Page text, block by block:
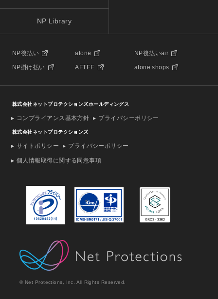
NP Library
NP後払い atone NP後払いair
NP掛け払い AFTEE atone shops
株式会社ネットプロテクションズホールディングス
コンプライアンス基本方針 プライバシーポリシー
株式会社ネットプロテクションズ
サイトポリシー プライバシーポリシー
個人情報取得に関する同意事項
© Net Protections, Inc. All Rights Reserved.